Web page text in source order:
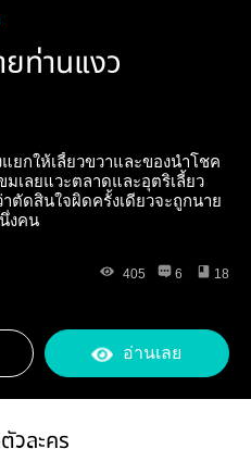
ท่านแงว
ยกให้เลี้ยวขวาและของนำโชค
เลยแวะตลาดและอุตริเลี้ยว
ตัดสินใจผิดครั้งเดียวจะถูกนาย
งคน
405 6 18
อ่านเลย
วละคร